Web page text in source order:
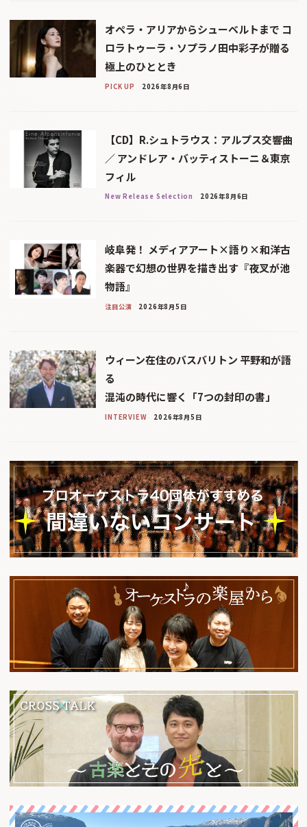
オペラ・アリアからシューベルトまで コ
ロラトゥーラ・ソプラノ田中彩子が贈る
極上のひととき
PICK UP 2026年8月6日
【CD】R.シュトラウス：アルプス交響曲
／ アンドレア・バッティストーニ＆東京
フィル
New Release Selection 2026年8月6日
岐阜発！ メディアアート×語り×和洋古
楽器で幻想の世界を描き出す『夜叉が池
物語』
注目公演 2026年8月5日
ウィーン在住のバスバリトン 平野和が語
る
混沌の時代に響く「7つの封印の書」
INTERVIEW 2026年8月5日